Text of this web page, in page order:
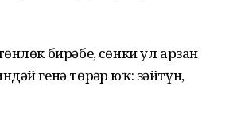
бирәбеҙ, сөнки ул арзан
генә төрҙәр юҡ: зәйтүн,